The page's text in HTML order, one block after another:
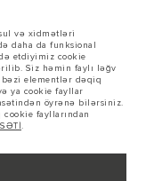
Bu, çox dinamik bir
üçün mövcud
hər hansı cari
mərkəzi ilə əlaqə
və rənglər bazardan
Avtomobillərin
dilerinizlə əlaqə
və xidmətləri
daha da funksional
etdiyimiz cookie
Siz həmin faylı ləğv
elementlər dəqiq
ya cookie fayllar
öyrənə bilərsiniz.
fayllarından
.